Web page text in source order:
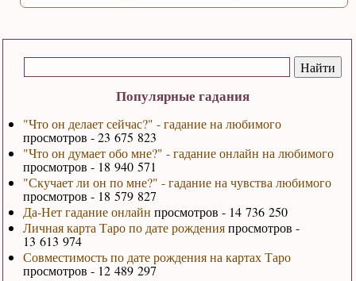
Популярные гадания
"Что он делает сейчас?" - гадание на любимого
просмотров - 23 675 823
"Что он думает обо мне?" - гадание онлайн на любимого
просмотров - 18 940 571
"Скучает ли он по мне?" - гадание на чувства любимого
просмотров - 18 579 827
Да-Нет гадание онлайн просмотров - 14 736 250
Личная карта Таро по дате рожденияпросмотров -
13 613 974
Совместимость по дате рождения на картах Таро
просмотров - 12 489 297